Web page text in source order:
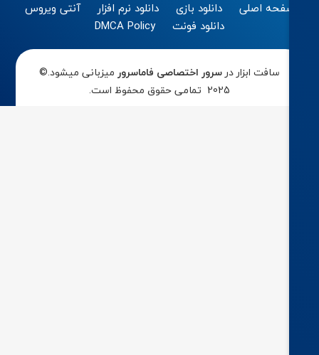
اصلی دانلود بازی دانلود نرم افزار
آنتی ویروس
دانلود فونت
DMCA Policy
سافت ابزار در سرور اختصاصیفاماسرورمیزبانی میشود.©